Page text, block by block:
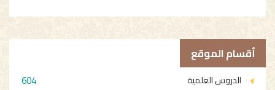
أقسام الموقع
الدروس العلمية 604